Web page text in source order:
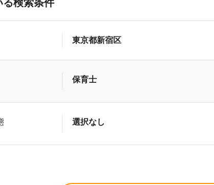
る検索条件
東京都新宿区
保育士
選択なし